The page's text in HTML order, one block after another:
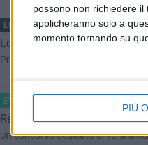
possono non richiedere
applicheranno solo a
momento tornando su
PIÙ
ENTI LOCALI GIOVINAZZO - 7
Lotta alle mafie, ora c’è una
Presentato il testo su "Legalità,
EVENTI E CULTURA GIOVINAZZO -
Recuperare il dialetto
Un concorso dedicato ai versi